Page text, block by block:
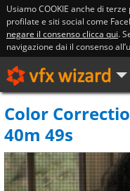
Usiamo COOKIE anche di
profilate e siti social come
negare il consenso clicca qui.
navigazione dai il consenso
Color
40m 49s